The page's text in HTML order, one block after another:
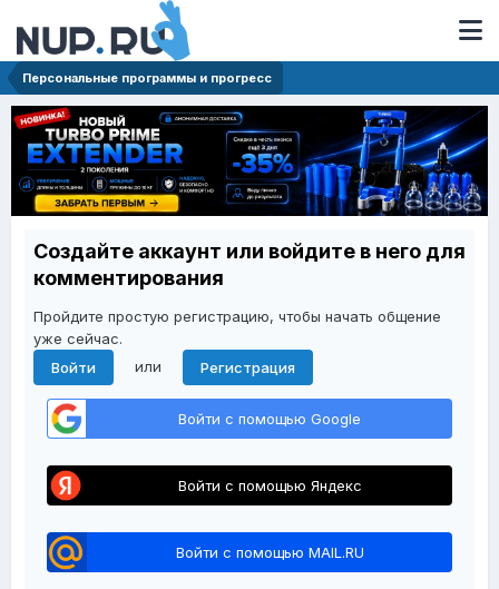
Персональные программы и прогресс
Создайте аккаунт или войдите в него для
комментирования
Пройдите простую регистрацию, чтобы начать общение
уже сейчас.
Войти
или Регистрация
Войти с помощью Google
Войти с помощью Яндекс
Войти с помощью MAIL.RU